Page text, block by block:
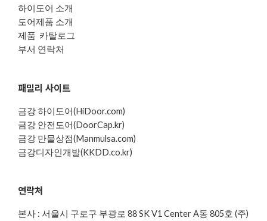
하이도어 소개
도어제품 소개
제품 카탈로그
부서 연락처
패밀리 사이트
금강 하이도어(HiDoor.com)
금강 안전도어(DoorCap.kr)
금강 만물상점(Manmulsa.com)
금강디자인개발(KKDD.co.kr)
연락처
본사 : 서울시 구로구 부광로 88 SK V1 Center A동 805호 (주)